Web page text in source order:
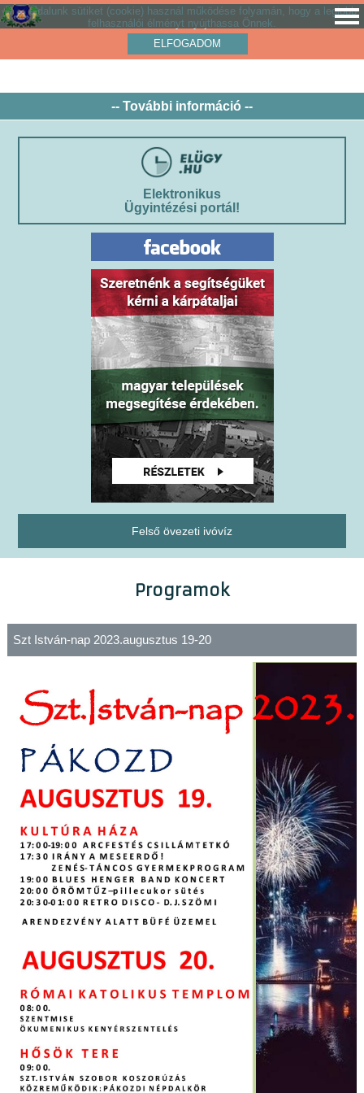
Weboldalunk sütiket (cookie) használ működése folyamán, hogy a legjobb
felhasználói élményt nyújthassa Önnek.
ELFOGADOM
-- További információ --
Elektronikus
Ügyintézési portál!
Felső övezeti ivóvíz
Programok
Szt István-nap 2023.augusztus 19-20